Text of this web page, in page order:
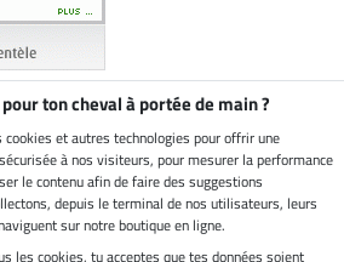
ton cheval à portée de main ?
et autres technologies pour offrir une
à nos visiteurs, pour mesurer la performance
le contenu afin de faire des suggestions
depuis le terminal de nos utilisateurs, leurs
sur notre boutique en ligne.
les cookies, tu acceptes que tes données soient